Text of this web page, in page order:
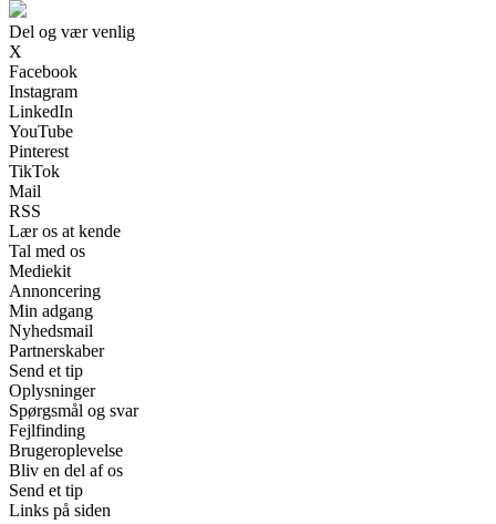
Del og vær venlig
X
Facebook
Instagram
LinkedIn
YouTube
Pinterest
TikTok
Mail
RSS
Lær os at kende
Tal med os
Mediekit
Annoncering
Min adgang
Nyhedsmail
Partnerskaber
Send et tip
Oplysninger
Spørgsmål og svar
Fejlfinding
Brugeroplevelse
Bliv en del af os
Send et tip
Links på siden